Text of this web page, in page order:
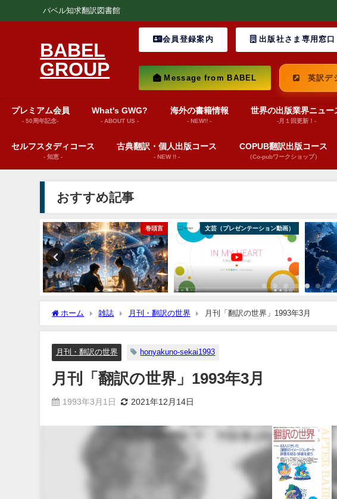
バベル知求翻訳図書館
BABEL
GROUP
会員登録案内 出版社さま専用窓口
Message from BABEL 英訳デ
プレミアム会員
- 50周年記念-
What's GWG?
- ABOUT US -
海外の書籍情報
- NEW!! -
世界の出版業界ニュー
-月１回更新！-
セルフスタディコース
- 知恵 -
古典翻訳・個人出版コース
- NEW !! -
COPUB翻訳出版コース
（Co-pubワークショップ）
おすすめ記事
巻頭言 文芸（プレゼンテーション動画）
ホーム 雑誌 月刊・翻訳の世界 月刊「翻訳の世界」1993年3月
月刊・翻訳の世界 honyakuno-sekai1993
月刊「翻訳の世界」1993年3月
1993年3月1日 2021年12月14日